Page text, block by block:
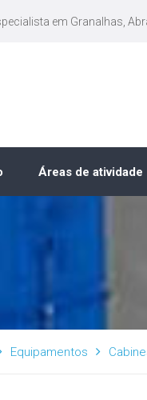
em Granalhas,
Áreas de atividade
Equipamentos